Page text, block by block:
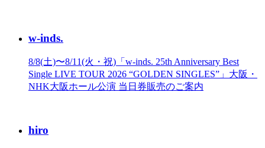
w-inds.
8/8(土)〜8/11(火・祝)「w-inds. 25th Anniversary Best
Single LIVE TOUR 2026 “GOLDEN SINGLES”」大阪・
NHK大阪ホール公演 当日券販売のご案内
hiro